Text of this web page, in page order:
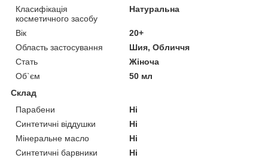
Класифікація
косметичного засобу
Натуральна
Вік
20+
Область застосування
Шия, Обличчя
Стать
Жіноча
Об`єм
50 мл
Склад
Парабени
Ні
Синтетичні віддушки
Ні
Мінеральне масло
Ні
Синтетичні барвники
Ні